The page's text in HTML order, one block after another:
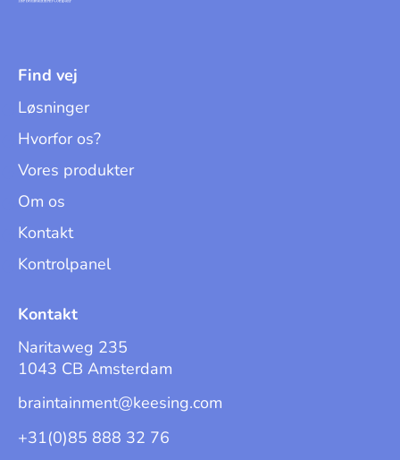
Find vej
Løsninger
Hvorfor os?
Vores produkter
Om os
Kontakt
Kontrolpanel
Kontakt
Naritaweg 235
1043 CB Amsterdam
braintainment@keesing.com
+31(0)85 888 32 76